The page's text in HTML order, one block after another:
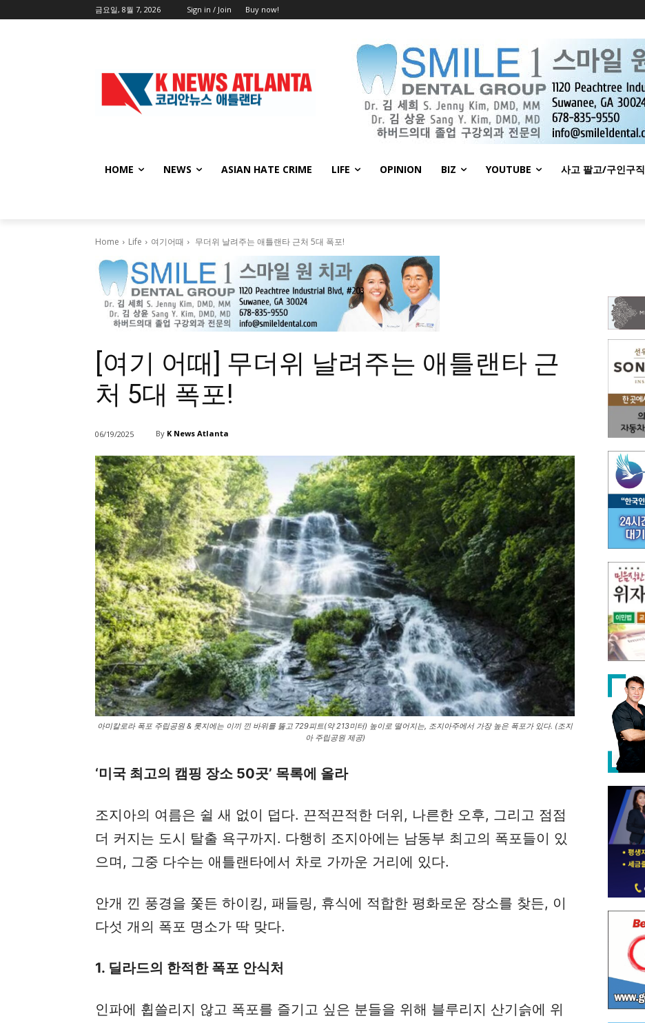
금요일, 8월 7, 2026 Sign in / Join Buy now!
HOME NEWS ASIAN HATE CRIME LIFE OPINION BIZ YOUTUBE 사고 팔고/구인구직
Home Life 여기어때 무더위 날려주는 애틀랜타 근처 5대 폭포!
[여기 어때] 무더위 날려주는 애틀랜타 근
처 5대 폭포!
06/19/2025 By K News Atlanta
아미칼로라 폭포 주립공원 & 롯지에는 이끼 낀 바위를 뚫고 729피트(약 213미터) 높이로 떨어지는, 조지아주에서 가장 높은 폭포가 있다. (조지
아 주립공원 제공)
‘미국 최고의 캠핑 장소 50곳’ 목록에 올라
조지아의 여름은 쉴 새 없이 덥다. 끈적끈적한 더위, 나른한 오후, 그리고 점점
더 커지는 도시 탈출 욕구까지. 다행히 조지아에는 남동부 최고의 폭포들이 있
으며, 그중 다수는 애틀랜타에서 차로 가까운 거리에 있다.
안개 낀 풍경을 쫓든 하이킹, 패들링, 휴식에 적합한 평화로운 장소를 찾든, 이
다섯 개의 폭포 명소가 딱 맞다.
1. 딜라드의 한적한 폭포 안식처
인파에 휩쓸리지 않고 폭포를 즐기고 싶은 분들을 위해 블루리지 산기슭에 위